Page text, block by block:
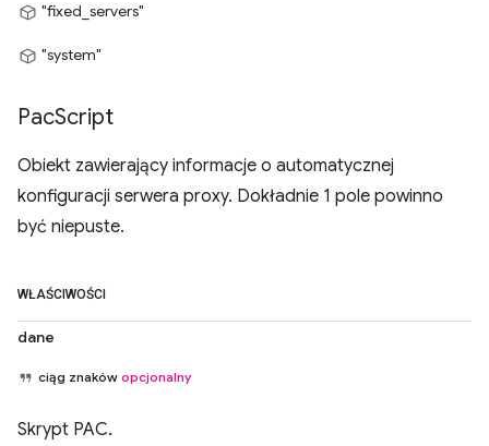
"fixed_servers"
"system"
PacScript
Obiekt zawierający informacje o automatycznej
konfiguracji serwera proxy. Dokładnie 1 pole powinno
być niepuste.
WŁAŚCIWOŚCI
dane
ciąg znaków opcjonalny
Skrypt PAC.